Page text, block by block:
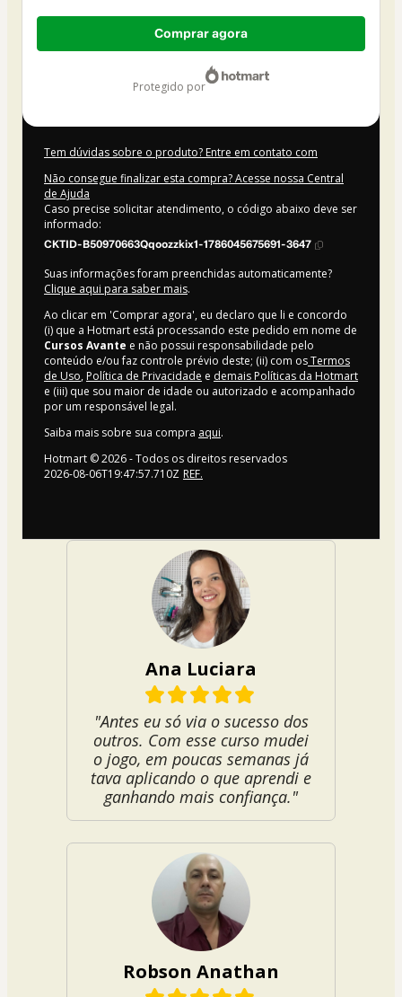
Total
Comprar agora
protegido por
Tem dúvidas sobre o produto? Entre em contato com
Não consegue finalizar esta compra? Acesse nossa Central
de Ajuda
Caso precise solicitar atendimento, o código abaixo deve ser
informado:
CKTID-B50970663Qqoozzkix1-1786045675691-3647
Suas informações foram preenchidas automaticamente?
Clique aqui para saber mais.
Ao clicar em 'Comprar agora', eu declaro que li e concordo
(i) que a Hotmart está processando este pedido em nome de
Cursos Avante e não possui responsabilidade pelo
conteúdo e/ou faz controle prévio deste; (ii) com osTermos
de Uso, Política de Privacidade e demais Políticas da Hotmart
e (iii) que sou maior de idade ou autorizado e acompanhado
por um responsável legal.
Saiba mais sobre sua compra aqui.
Hotmart ©2026- Todos os direitos reservados
2026-08-06T19:47:57.710Z REF.
Ana Luciara
"Antes eu só via o sucesso dos
outros. Com esse curso mudei
o jogo, em poucas semanas já
tava aplicando o que aprendi e
ganhando mais confiança."
Robson Anathan